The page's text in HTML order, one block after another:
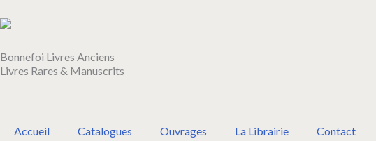
au
Bonnefoi Livres Anciens
Livres Rares & Manuscrits
Accueil Catalogues Ouvrages La Librairie Contact